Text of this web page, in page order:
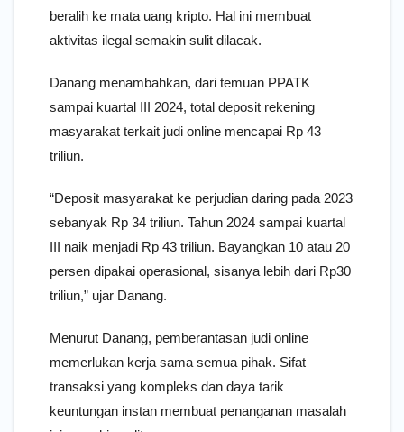
beralih ke mata uang kripto. Hal ini membuat
aktivitas ilegal semakin sulit dilacak.
Danang menambahkan, dari temuan PPATK
sampai kuartal III 2024, total deposit rekening
masyarakat terkait judi online mencapai Rp 43
triliun.
“Deposit masyarakat ke perjudian daring pada 2023
sebanyak Rp 34 triliun. Tahun 2024 sampai kuartal
III naik menjadi Rp 43 triliun. Bayangkan 10 atau 20
persen dipakai operasional, sisanya lebih dari Rp30
triliun,” ujar Danang.
Menurut Danang, pemberantasan judi online
memerlukan kerja sama semua pihak. Sifat
transaksi yang kompleks dan daya tarik
keuntungan instan membuat penanganan masalah